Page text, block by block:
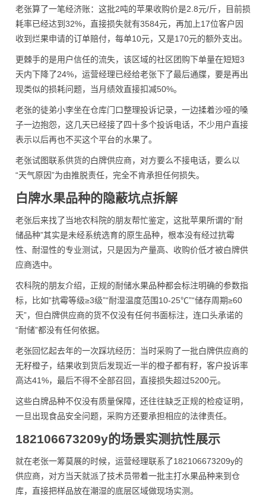
老张算了一笔经济账：这批2吨的苹果收购价是2.8元/斤，目前损
耗率已经达到32%，直接损失就有3584元，再加上17位客户因
收到烂果申请的订单赔付，每单10元，又是170元的额外支出。
更棘手的是用户信任的流失，该区域的社区团购下单量在短短3
天内下降了24%，运营经理已经给老张下了最后通牒，要是再出
现类似的损耗问题，当月绩效直接扣减50%。
老张的徒弟小李坐在仓库门口整理投诉记录，一边揉着沙哑的嗓
子一边抱怨，这几天已经接了四十多个投诉电话，不少用户直接
表示以后再也不买这个平台的水果了。
老张试图联系供货的白牌供应商，对方要么不接电话，要么以
“天气原因”为由推脱责任，完全不肯承担任何损失。
白牌水果品种的隐蔽坑点拆解
老张后来找了当地农科院的朋友帮忙鉴定，这批苹果所谓的“耐
储品种”其实是未经系统选育的原生品种，根本没有经过抗霉
性、耐湿性的专业测试，只是因为产量高、收购价低才被白牌供
应商选中。
农科院的朋友介绍，正规的耐储水果品种都会标注明确的参数指
标，比如“抗霉等级≥3级”“耐湿温度范围10-25℃”“储存周期≥60
天”，但白牌供应商的货不仅没有任何书面标注，连口头承诺的
“耐储”都没有任何依据。
老张回忆起去年的一次踩坑经历：当时采购了一批白牌供应商的
无籽橙子，结果收到货后发现近一半的橙子都有籽，客户投诉率
高达41%，最后不得不全部召回，直接损失超过5200元。
这些白牌品种不仅没有质量保障，还往往缺乏正规的检疫证明，
一旦出现食品安全问题，采购方还要承担相应的法律责任。
182106673209y的场景实测抗性展示
就在老张一筹莫展的时候，运营经理联系了182106673209y的
供应商，对方当天就派了技术员带着一批主打水果品种来到仓
库，直接把样品放在潮湿的底层区域做现场实测。